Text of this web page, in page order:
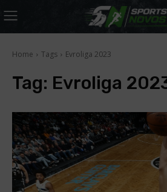
Home Tags Evroliga 2023
Tag: Evroliga